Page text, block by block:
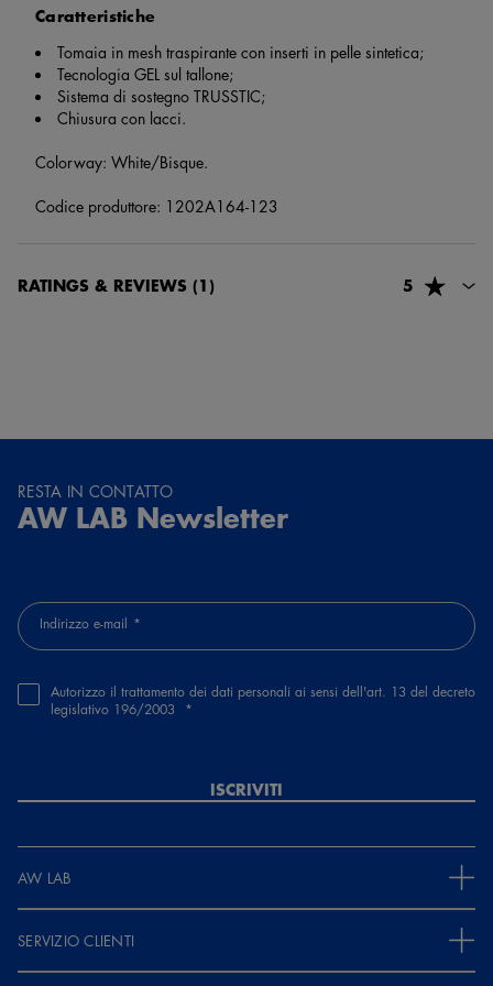
Caratteristiche
Tomaia in mesh traspirante con inserti in pelle sintetica;
Tecnologia GEL sul tallone;
Sistema di sostegno TRUSSTIC;
Chiusura con lacci.
Colorway: White/Bisque.
Codice produttore: 1202A164-123
RATINGS & REVIEWS (1) 5
RESTA IN CONTATTO
AW LAB Newsletter
Indirizzo e-mail
Autorizzo il trattamento dei dati personali ai sensi dell'art. 13 del decreto
legislativo 196/2003
ISCRIVITI
AW LAB
SERVIZIO CLIENTI